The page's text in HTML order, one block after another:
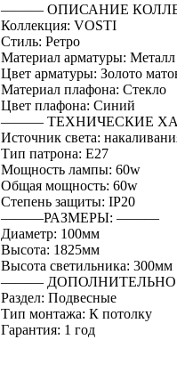
――― ОПИСАНИЕ
Коллекция: VOSTI
Стиль: Ретро
Материал арматуры: Металл
Цвет арматуры: Золото
Материал плафона: Стекло
Цвет плафона: Синий
――― ТЕХНИЧЕСКИЕ
Источник света:
Тип патрона: E27
Мощность лампы: 60w
Общая мощность: 60w
Степень защиты: IP20
―――РАЗМЕРЫ: ―――
Диаметр: 100мм
Высота: 1825мм
Высота светильника: 300мм
―――
Раздел: Подвесные
Тип монтажа: К потолку
Гарантия: 1 год